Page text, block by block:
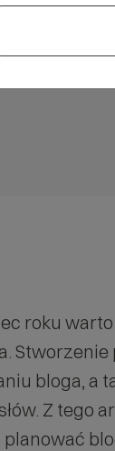
roku
bloga, a
Z tego